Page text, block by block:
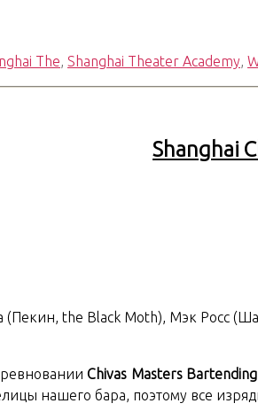
The, Shanghai Theater Academy,
Shanghai
the Black Moth), Мэк Росс
Chivas Masters
нашего бара, поэтому все